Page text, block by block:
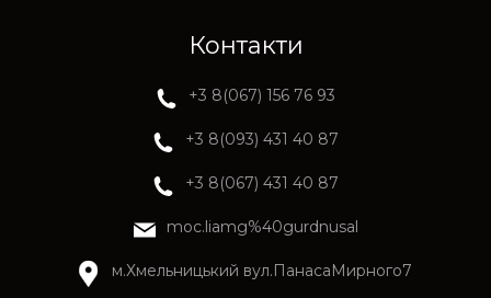
Контакти
+3 8(067) 156 76 93
+3 8(093) 431 40 87
+3 8(067) 431 40 87
moc.liamg%40gurdnusal
м.Хмельницький вул.ПанасаМирного7